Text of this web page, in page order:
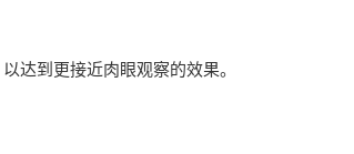
达到更接近肉眼观察的效果。